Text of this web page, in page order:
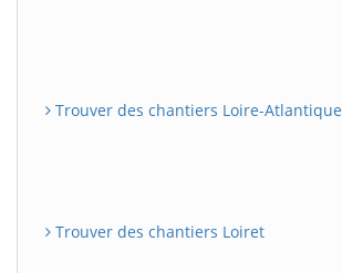
Trouver des chantiers Loire-Atlantique
Trouver des chantiers Loiret